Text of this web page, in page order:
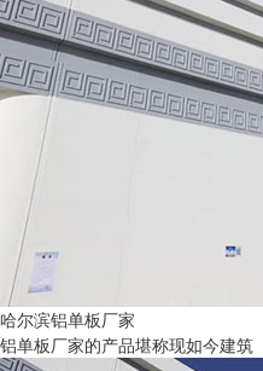
哈尔滨铝单板厂家
铝单板厂家的产品堪称现如今建筑